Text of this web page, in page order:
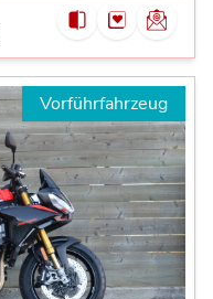
Vorführfahrzeug